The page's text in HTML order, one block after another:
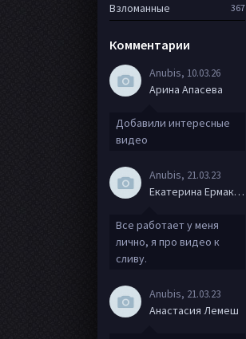
Взломанные 367
Комментарии
Anubis, 10.03.26
Арина Апасева
Добавили интересные
видео
Anubis, 21.03.23
Екатерина Ермакова
Все работает у меня
лично, я про видео к
сливу.
Anubis, 21.03.23
Анастасия Лемеш